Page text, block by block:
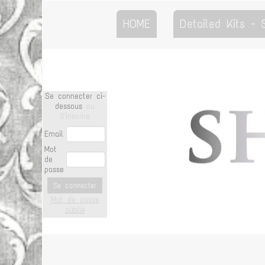
HOME Detailed Kits -
Se connecter ci-
dessous
Email
Mot
de
passe
Se connecter
Mot de passe